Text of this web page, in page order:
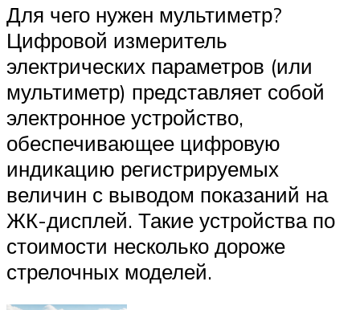
Для чего нужен мультиметр?
Цифровой измеритель
электрических параметров (или
мультиметр) представляет собой
электронное устройство,
обеспечивающее цифровую
индикацию регистрируемых
величин с выводом показаний на
ЖК-дисплей. Такие устройства по
стоимости несколько дороже
стрелочных моделей.